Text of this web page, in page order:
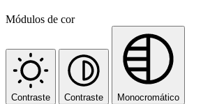
Módulos de cor
Contraste Contraste Monocromático